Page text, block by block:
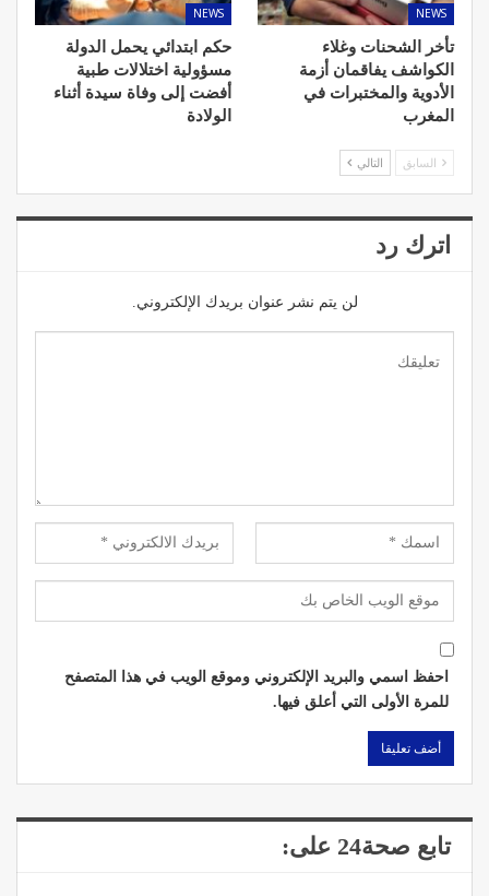
NEWS
تأخر الشحنات وغلاء
الكواشف يفاقمان أزمة
الأدوية والمختبرات في
المغرب
NEWS
حكم ابتدائي يحمل الدولة
مسؤولية اختلالات طبية
أفضت إلى وفاة سيدة أثناء
الولادة
السابق التالي
اترك رد
لن يتم نشر عنوان بريدك الإلكتروني.
احفظ اسمي والبريد الإلكتروني وموقع الويب في هذا المتصفح
للمرة الأولى التي أعلق فيها.
تابع صحة24 على: